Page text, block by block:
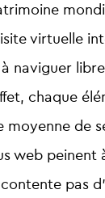
virtuelle
naviguer
chaque
moyenne de
web peinent
contente pas